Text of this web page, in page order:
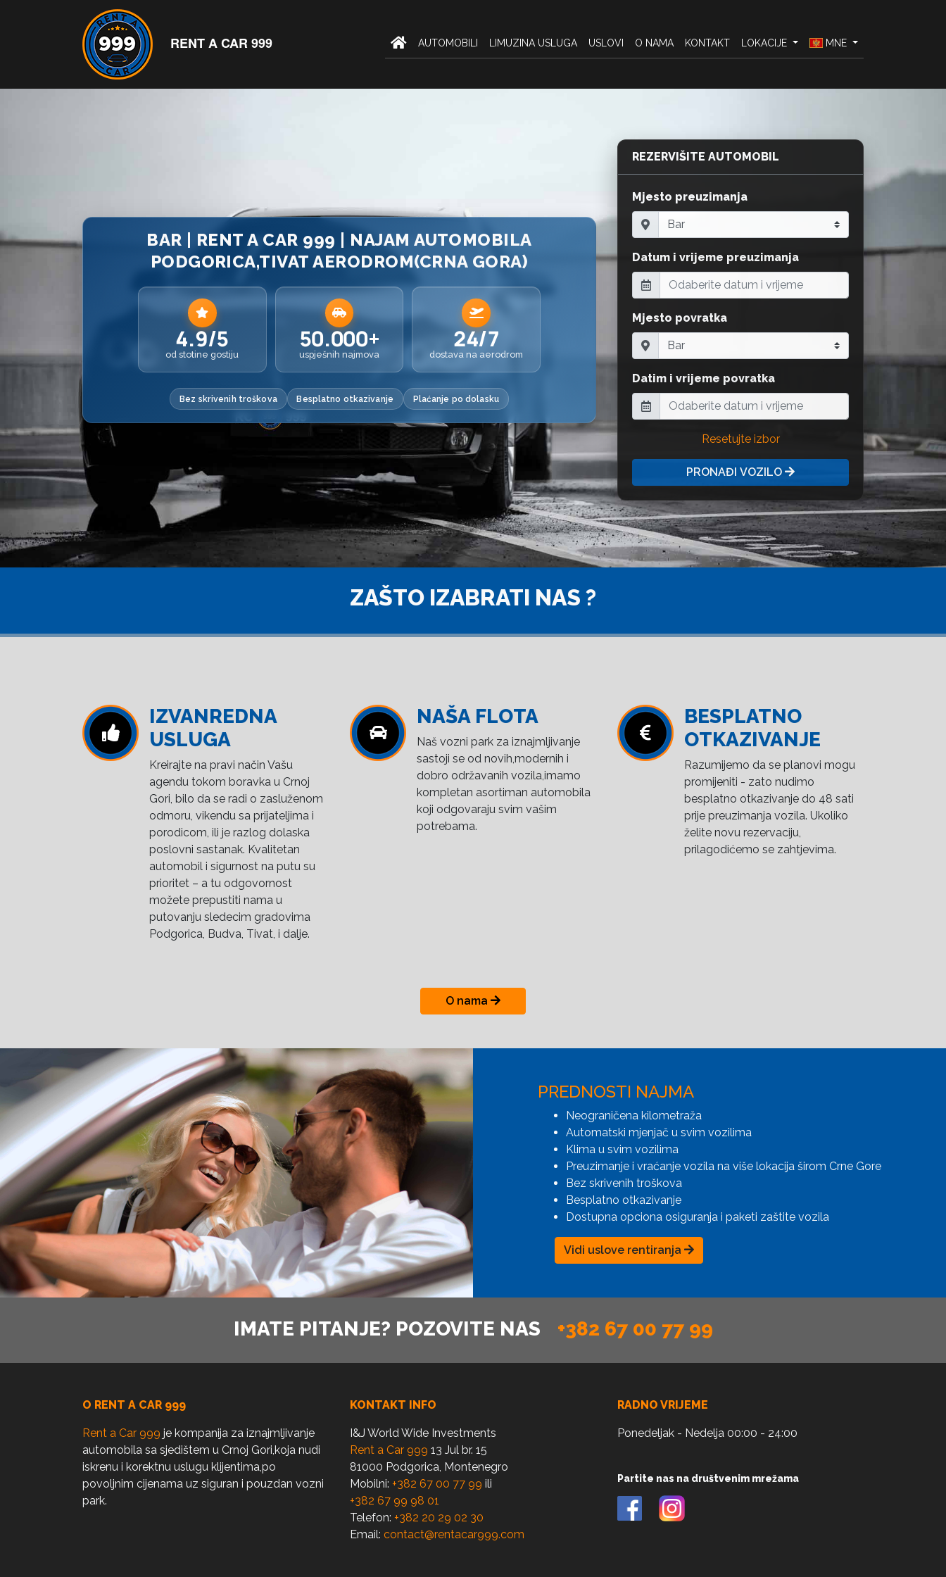
RENT A CAR 999 AUTOMOBILI LIMUZINA USLUGA USLOVI O NAMA KONTAKT LOKACIJE MNE
BAR | RENT A CAR 999 | NAJAM AUTOMOBILA
PODGORICA,TIVAT AERODROM(CRNA GORA)
4.9/5
od stotine gostiju
50.000+
uspješnih najmova
24/7
dostava na aerodrom
Bez skrivenih troškova Besplatno otkazivanje Plaćanje po dolasku
REZERVIŠITE AUTOMOBIL
Mjesto preuzimanja
Datum i vrijeme preuzimanja
Mjesto povratka
Datim i vrijeme povratka
Resetujte izbor
PRONAĐI VOZILO
ZAŠTO IZABRATI NAS ?
IZVANREDNA
USLUGA
Kreirajte na pravi način Vašu
agendu tokom boravka u Crnoj
Gori, bilo da se radi o zasluženom
odmoru, vikendu sa prijateljima i
porodicom, ili je razlog dolaska
poslovni sastanak. Kvalitetan
automobil i sigurnost na putu su
prioritet – a tu odgovornost
možete prepustiti nama u
putovanju sledecim gradovima
Podgorica, Budva, Tivat, i dalje.
NAŠA FLOTA
Naš vozni park za iznajmljivanje
sastoji se od novih,modernih i
dobro održavanih vozila,imamo
kompletan asortiman automobila
koji odgovaraju svim vašim
potrebama.
BESPLATNO
OTKAZIVANJE
Razumijemo da se planovi mogu
promijeniti - zato nudimo
besplatno otkazivanje do 48 sati
prije preuzimanja vozila. Ukoliko
želite novu rezervaciju,
prilagodićemo se zahtjevima.
O nama
PREDNOSTI NAJMA
Neograničena kilometraža
Automatski mjenjač u svim vozilima
Klima u svim vozilima
Preuzimanje i vraćanje vozila na više lokacija širom Crne Gore
Bez skrivenih troškova
Besplatno otkazivanje
Dostupna opciona osiguranja i paketi zaštite vozila
Vidi uslove rentiranja
IMATE PITANJE? POZOVITE NAS +382 67 00 77 99
O RENT A CAR 999
Rent a Car 999 je kompanija za iznajmljivanje
automobila sa sjedištem u Crnoj Gori,koja nudi
iskrenu i korektnu uslugu klijentima,po
povoljnim cijenama uz siguran i pouzdan vozni
park.
KONTAKT INFO
I&J World Wide Investments
Rent a Car 999 13 Jul br. 15
81000 Podgorica, Montenegro
Mobilni: +382 67 00 77 99 ili
+382 67 99 98 01
Telefon: +382 20 29 02 30
Email: contact@rentacar999.com
RADNO VRIJEME
Ponedeljak - Nedelja 00:00 - 24:00
Partite nas na društvenim mrežama